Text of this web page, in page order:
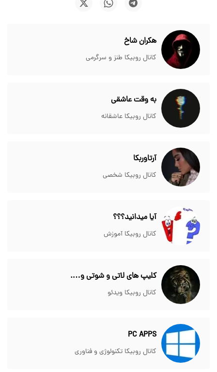
هکران شاخ
کانال روبیکا طنز و سرگرمی
به وقت عاشقی
کانال روبیکا عاشقانه
آرتاوربکا
کانال روبیکا شخصی
آیا میدانید؟؟؟
کانال روبیکا آموزش
کلیپ های لاتی و شوتی و….
کانال روبیکا ویدئو
PC APPS
کانال روبیکا تکنولوژی و فناوری